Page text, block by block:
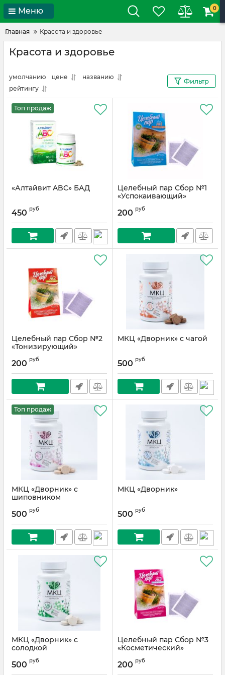
Меню 0
Главная Красота и здоровье
Красота и здоровье
умолчанию цене
названию
рейтингу
Фильтр
Топ продаж
«Алтайвит ABC» БАД
450 руб
Целебный пар Сбор №1
«Успокаивающий»
200 руб
Целебный пар Сбор №2
«Тонизирующий»
200 руб
МКЦ «Дворник» с чагой
500 руб
Топ продаж
МКЦ «Дворник» с
шиповником
500 руб
МКЦ «Дворник»
500 руб
МКЦ «Дворник» с
солодкой
500 руб
Целебный пар Сбор №3
«Косметический»
200 руб